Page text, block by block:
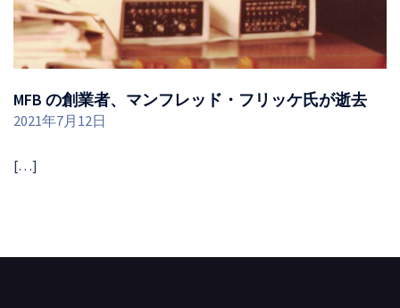
MFB の創業者、マンフレッド・フリッケ氏が逝去
2021年7月12日
[…]